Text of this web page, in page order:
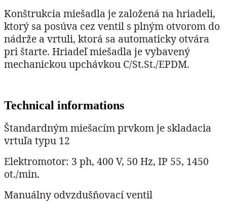
Konštrukcia miešadla je založená na hriadeli,
ktorý sa posúva cez ventil s plným otvorom do
nádrže a vrtuli, ktorá sa automaticky otvára
pri štarte. Hriadeľ miešadla je vybavený
mechanickou upchávkou C/St.St./EPDM.
Technical informations
Štandardným miešacím prvkom je skladacia
vrtuľa typu 12
Elektromotor: 3 ph, 400 V, 50 Hz, IP 55, 1450
ot./min.
Manuálny odvzdušňovací ventil